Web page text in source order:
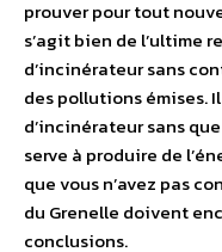
prouver pour tout
s’agit bien de l’ultime
d’incinérateur sans
des pollutions émises.
d’incinérateur sans
serve à produire de
que vous n’avez pas
du Grenelle doivent
conclusions.